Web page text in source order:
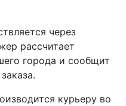
через
рассчитает
города и сообщит
курьеру во